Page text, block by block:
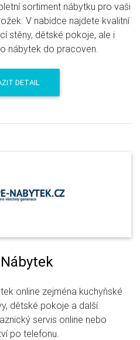
sortiment nábytku pro vaši
V nabídce najdete kvalitní
stěny, dětské pokoje, ale i
nábytek do pracoven.
DETAIL
online zejména kuchyňské
dětské pokoje a další.
servis online nebo
po telefonu.